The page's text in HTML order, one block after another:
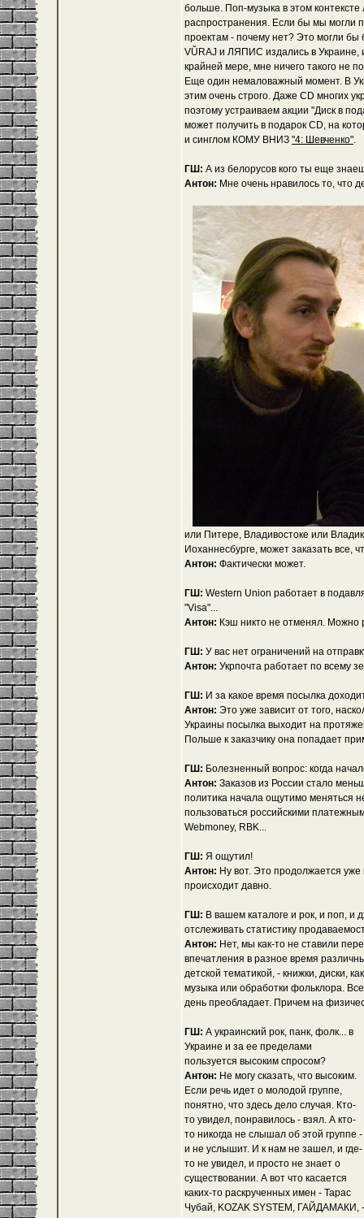
больше. Поп-музыка в этом
распространения. Если бы мы могли
проектам - почему нет? Это могли бы
VŬRAJ и ЛЯПИС издались в Украине,
крайней мере, мне ничего такого не
Еще один немаловажный момент. В
этим очень строго. Даже CD многих
поэтому устраиваем акции "Диск в
может получить в подарок CD, на
и синглом КОМУ ВНИЗ "4: Шевченко".
ГШ: А из белорусов кого ты еще
Антон: Мне очень нравилось то, что
или Питере, Владивостоке или
Иоханнесбурге, может заказать все,
Антон: Фактически может.
ГШ: Western Union работает в
"Visa"...
Антон: Кэш никто не отменял. Можно
ГШ: У вас нет ограничений на
Антон: Укрпочта работает по всему
ГШ: И за какое время посылка
Антон: Это уже зависит от того,
Украины посылка выходит на
Польше к заказчику она попадает
ГШ: Болезненный вопрос: когда
Антон: Заказов из России стало
политика начала ощутимо меняться
пользоваться российскими
Webmoney, RBK...
ГШ: Я ощутил!
Антон: Ну вот. Это продолжается
происходит давно.
ГШ: В вашем каталоге и рок, и поп, и
отслеживать статистику
Антон: Нет, мы как-то не ставили
впечатления в разное время
детской тематикой, - книжки, диски,
музыка или обработки фольклора.
день преобладает. Причем на
ГШ: А украинский рок, панк, фолк... в
Украине и за ее пределами
пользуется высоким спросом?
Антон: Не могу сказать, что высоким.
Если речь идет о молодой группе,
понятно, что здесь дело случая. Кто-
то увидел, понравилось - взял. А кто-
то никогда не слышал об этой группе -
и не услышит. И к нам не зашел, и где-
то не увидел, и просто не знает о
существовании. А вот что касается
каких-то раскрученных имен - Тарас
Чубай, KOZAK SYSTEM, ГАЙДАМАКИ, -